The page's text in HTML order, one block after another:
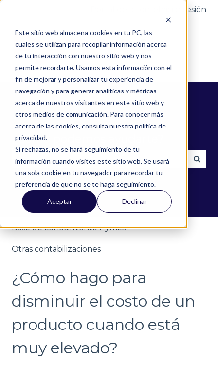
Este sitio web almacena cookies en tu PC, las
cuales se utilizan para recopilar información acerca
de tu interacción con nuestro sitio web y nos
permite recordarte. Usamos esta información con el
fin de mejorar y personalizar tu experiencia de
navegación y para generar analíticas y métricas
acerca de nuestros visitantes en este sitio web y
otros medios de comunicación. Para conocer más
acerca de las cookies, consulta nuestra política de
privacidad.
Si rechazas, no se hará seguimiento de tu
información cuando visites este sitio web. Se usará
una sola cookie en tu navegador para recordar tu
preferencia de que no se te haga seguimiento.
Aceptar Declinar
Iniciar sesión
¿Cómo podemos ayudarte?
No hay sugerencias porque el campo de
Base de conocimiento Pymes+
Otras contabilizaciones
¿Cómo hago para
disminuir el costo de un
producto cuando está
muy elevado?